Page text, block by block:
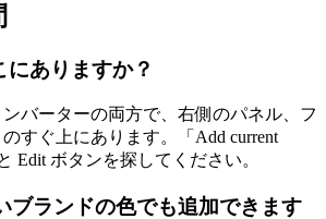
ありますか？
バーターの両方で、右側のパネル、フ
すぐ上にあります。「Add current
Edit ボタンを探してください。
ブランドの色でも追加できます